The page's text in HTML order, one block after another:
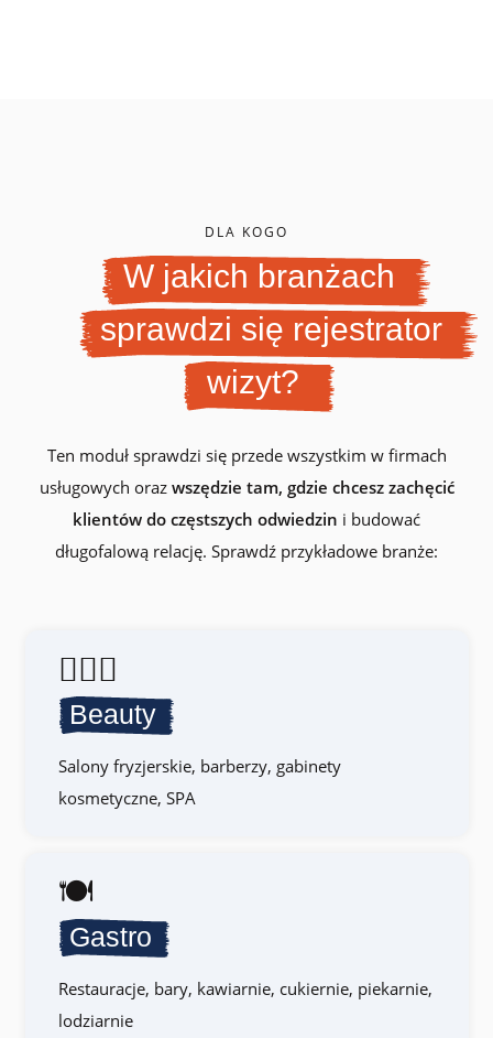
DLA KOGO
W jakich branżach
sprawdzi się rejestrator
wizyt?
Ten moduł sprawdzi się przede wszystkim w firmach
usługowych oraz wszędzie tam, gdzie chcesz zachęcić
klientów do częstszych odwiedzin i budować
długofalową relację. Sprawdź przykładowe branże:
💇🏻‍♀️
Beauty
Salony fryzjerskie, barberzy, gabinety
kosmetyczne, SPA
🍽️
Gastro
Restauracje, bary, kawiarnie, cukiernie, piekarnie,
lodziarnie